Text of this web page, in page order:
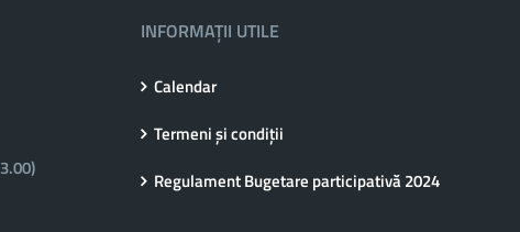
INFORMAȚII UTILE
Calendar
Termeni și condiții
Regulament Bugetare participativă 2024